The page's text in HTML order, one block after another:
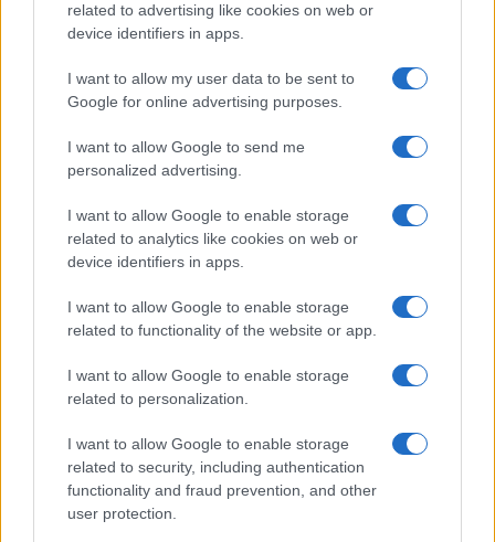
related to advertising like cookies on web or
device identifiers in apps.
I want to allow my user data to be sent to
Google for online advertising purposes.
I want to allow Google to send me
personalized advertising.
I want to allow Google to enable storage
related to analytics like cookies on web or
device identifiers in apps.
I want to allow Google to enable storage
related to functionality of the website or app.
I want to allow Google to enable storage
related to personalization.
I want to allow Google to enable storage
related to security, including authentication
functionality and fraud prevention, and other
user protection.
NERD NEWS
Boom del settore tech italiano: 652 milioni in venture
Andrea Conforti · 6 Ago 2026
NERD NEWS